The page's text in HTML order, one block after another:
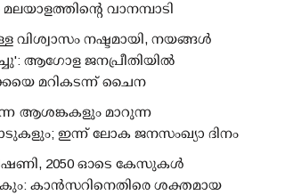
വാനമ്പാടി
വിശ്വാസം നഷ്ടമായി, നയങ്ങള്‍
ആഗോള ജനപ്രീതിയില്‍
മറികടന്ന് ചൈന
ആശങ്കകളും മാറുന്ന
ഇന്ന് ലോക ജനസംഖ്യാ ദിനം
2050 ഓടെ കേസുകള്‍
കാന്‍സറിനെതിരെ ശക്തമായ